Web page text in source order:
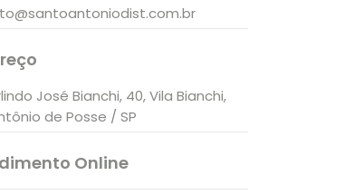
José Bianchi, 40, Vila Bianchi,
de Posse / SP
Online